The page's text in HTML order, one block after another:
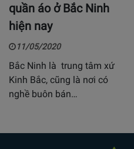
quần áo ở Bắc Ninh
hiện nay
11/05/2020
Bắc Ninh là trung tâm xứ
Kinh Bắc, cũng là nơi có
nghề buôn bán…